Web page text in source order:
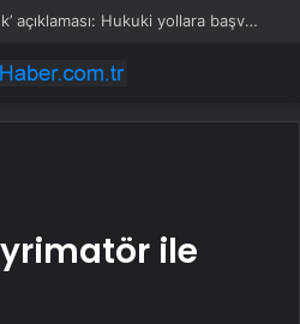
Ece Erken’den ‘yasak aşk’ açıklaması: Hukuki yollara başvuruyor
ile